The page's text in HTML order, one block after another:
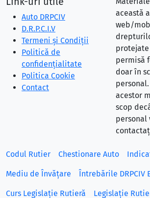
Auto DRPCIV
D.R.P.C.I.V
Termeni și Condiții
Politică de
confidențialitate
Politica Cookie
Contact
această
web/
protejate
permisă
doar în
acestor
scop
personal
Codul Rutier Chestionare Auto
Mediu de Învățare Întrebările DRPCIV
Curs Legislație Rutieră Legislație